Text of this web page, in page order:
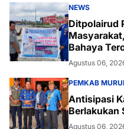
NEWS
Ditpolairud
Bahaya
Agustus 06,
PEMKAB
Antisipasi
Berlakukan
Agustus 06,